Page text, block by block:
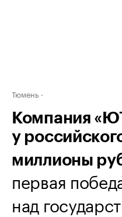
Тюмень
Компания
у
миллионы
первая
над